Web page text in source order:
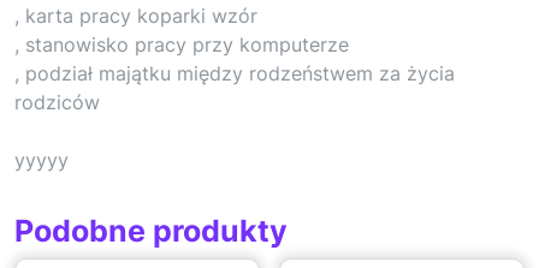
, karta pracy koparki wzór
, stanowisko pracy przy komputerze
, podział majątku między rodzeństwem za życia
rodziców
yyyyy
Podobne produkty